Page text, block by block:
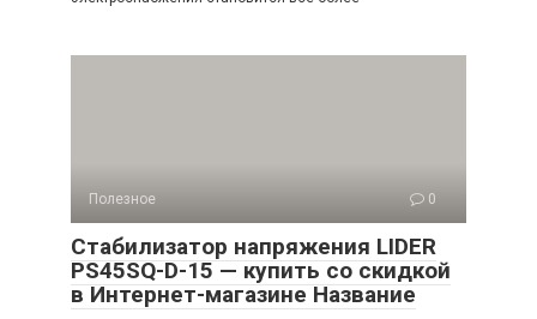
Полезное 0
Стабилизатор напряжения LIDER
PS45SQ-D-15 — купить со скидкой
в Интернет-магазине Название